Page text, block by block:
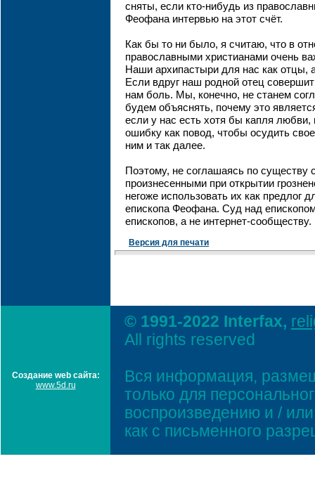
сняты, если кто-нибудь из
Феофана интервью на этот счёт.
Как бы то ни было, я считаю, что в
православными христианами очень
Наши архипастыри для нас как отцы,
Если вдруг наш родной отец
нам боль. Мы, конечно, не станем
будем объяснять, почему это
если у нас есть хотя бы капля любви,
ошибку как повод, чтобы осудить
ним и так далее.
Поэтому, не соглашаясь по существу
произнесенными при открытии
негоже использовать их как предлог
епископа Феофана. Суд над
епископов, а не интернет-сообществу.
Версия для печати
Создание web сайта:
www.5d.ru
© 1991-2022 Interfax,
All rights reserved
Вся информация,
только для
воспроизведению и /
как с письменного